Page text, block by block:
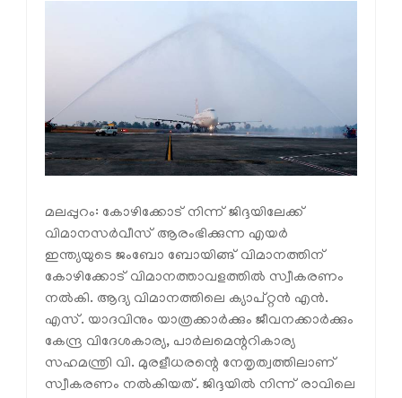
മലപ്പുറം: കോഴിക്കോട് നിന്ന് ജിദ്ദയിലേക്ക്
വിമാനസര്‍വീസ് ആരംഭിക്കുന്ന എയര്‍
ഇന്ത്യയുടെ ജംബോ ബോയിങ്ങ് വിമാനത്തിന്
കോഴിക്കോട് വിമാനത്താവളത്തില്‍ സ്വീകരണം
നല്‍കി. ആദ്യ വിമാനത്തിലെ ക്യാപ്റ്റന്‍ എന്‍.
എസ്. യാദവിനും യാത്രക്കാര്‍ക്കും ജീവനക്കാര്‍ക്കും
കേന്ദ്ര വിദേശകാര്യ, പാര്‍ലമെന്ററികാര്യ
സഹമന്ത്രി വി. മുരളീധരന്റെ നേതൃത്വത്തിലാണ്
സ്വീകരണം നല്‍കിയത്. ജിദ്ദയില്‍ നിന്ന് രാവിലെ